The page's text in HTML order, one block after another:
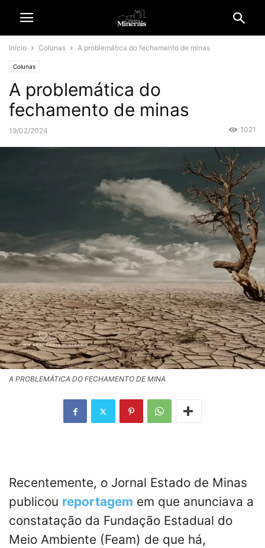
Início Colunas A problemática do fechamento de minas
Colunas
A problemática do
fechamento de minas
19/02/2024 1021
A PROBLEMÁTICA DO FECHAMENTO DE MINA
Recentemente, o Jornal Estado de Minas
publicou reportagem em que anunciava a
constatação da Fundação Estadual do
Meio Ambiente (Feam) de que há,